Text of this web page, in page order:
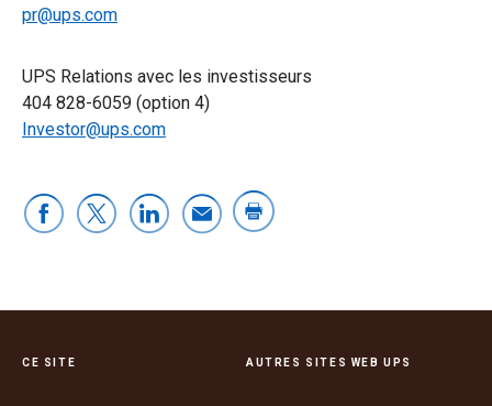
pr@ups.com
UPS Relations avec les investisseurs
404 828-6059 (option 4)
Investor@ups.com
CE SITE AUTRES SITES WEB UPS